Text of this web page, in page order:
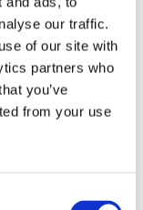
our traffic.
of our site with
partners who
you’ve
from your use
trots